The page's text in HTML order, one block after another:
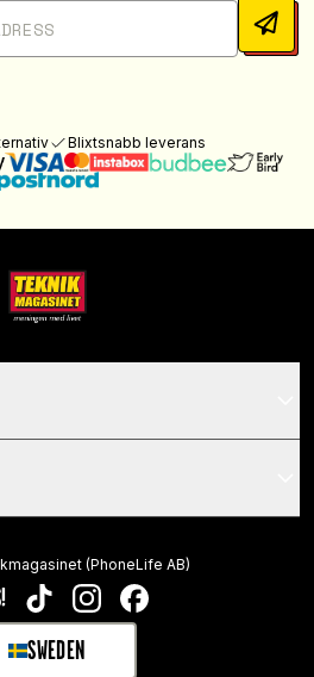
Blixtsnabb leverans
TIKTOKINSTAGRAMFACEBOOK
SWEDEN
SELECT MARKET
(PhoneLife AB)